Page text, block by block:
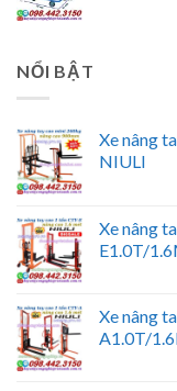
NỔI BẬT
Xe nâng
NIULI
Xe nâng
E1.0T/
Xe nâng
A1.0T/